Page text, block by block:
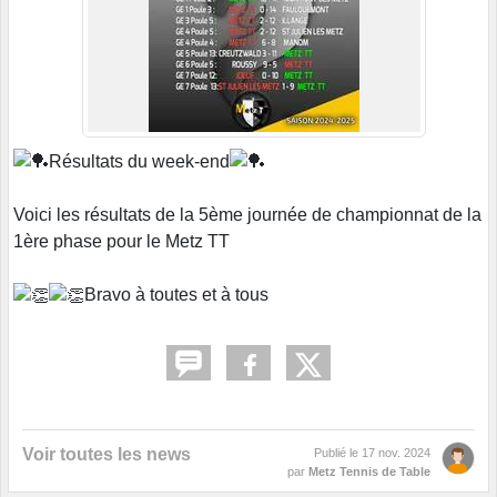
Résultats du week-end
Voici les résultats de la 5ème journée de championnat de la
1ère phase pour le Metz TT
Bravo à toutes et à tous
Voir toutes les news Publié le 17 nov. 2024
par Metz Tennis de Table